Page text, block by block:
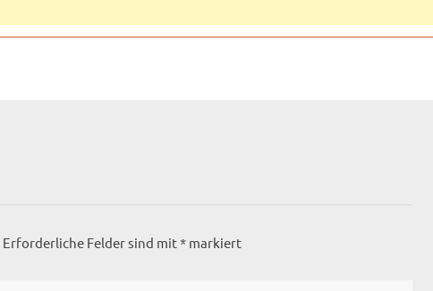
Erforderliche Felder sind mit* markiert